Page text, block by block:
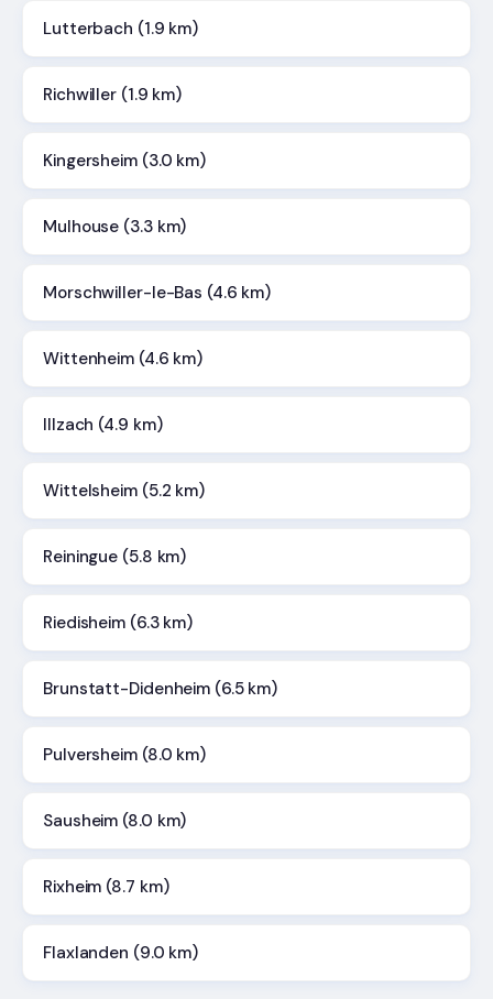
Lutterbach (1.9 km)
Richwiller (1.9 km)
Kingersheim (3.0 km)
Mulhouse (3.3 km)
Morschwiller-le-Bas (4.6 km)
Wittenheim (4.6 km)
Illzach (4.9 km)
Wittelsheim (5.2 km)
Reiningue (5.8 km)
Riedisheim (6.3 km)
Brunstatt-Didenheim (6.5 km)
Pulversheim (8.0 km)
Sausheim (8.0 km)
Rixheim (8.7 km)
Flaxlanden (9.0 km)